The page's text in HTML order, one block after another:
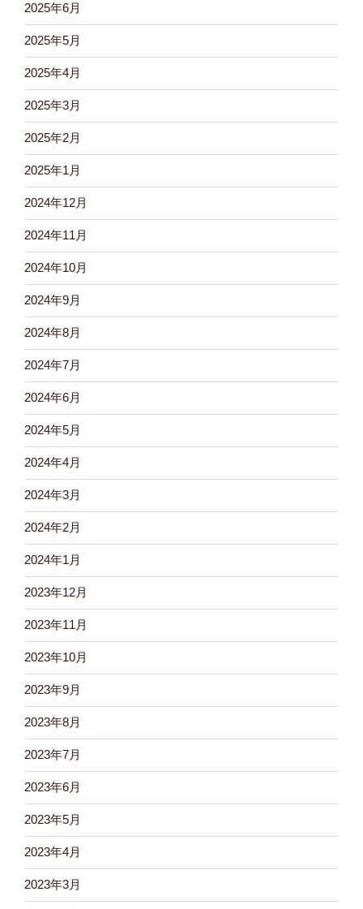
2025年6月
2025年5月
2025年4月
2025年3月
2025年2月
2025年1月
2024年12月
2024年11月
2024年10月
2024年9月
2024年8月
2024年7月
2024年6月
2024年5月
2024年4月
2024年3月
2024年2月
2024年1月
2023年12月
2023年11月
2023年10月
2023年9月
2023年8月
2023年7月
2023年6月
2023年5月
2023年4月
2023年3月